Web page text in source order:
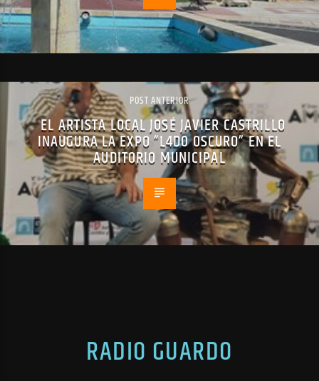
POST ANTERIOR
EL ARTISTA LOCAL JOSÉ JAVIER CASTRILLO
INAUGURA LA EXPO “L4D0 OSCURO” EN EL
AUDITORIO MUNICIPAL
RADIO GUARDO